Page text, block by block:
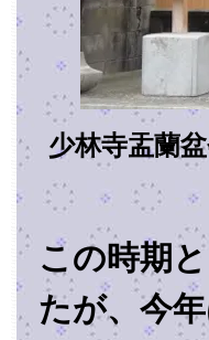
少林寺盂蘭
この時期
たが、今